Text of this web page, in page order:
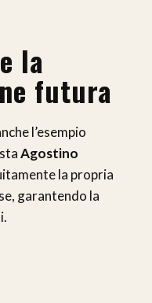
la
futura
l’esempio
Agostino
la propria
garantendo la